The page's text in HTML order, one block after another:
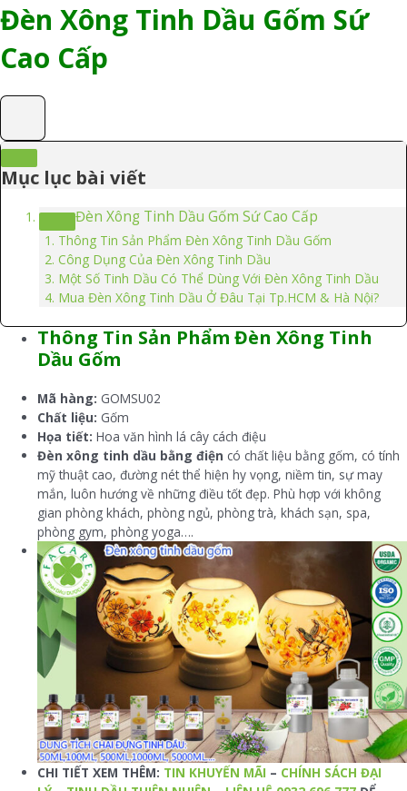
Đèn Xông Tinh Dầu Gốm Sứ
Cao Cấp
Mục lục bài viết
Đèn Xông Tinh Dầu Gốm Sứ Cao Cấp
Thông Tin Sản Phẩm Đèn Xông Tinh Dầu Gốm
Công Dụng Của Đèn Xông Tinh Dầu
Một Số Tinh Dầu Có Thể Dùng Với Đèn Xông Tinh Dầu
Mua Đèn Xông Tinh Dầu Ở Đâu Tại Tp.HCM & Hà Nội?
Thông Tin Sản Phẩm Đèn Xông Tinh
Dầu Gốm
Mã hàng: GOMSU02
Chất liệu: Gốm
Họa tiết: Hoa văn hình lá cây cách điệu
Đèn xông tinh dầu bằng điện có chất liệu bằng gốm, có tính
mỹ thuật cao, đường nét thể hiện hy vọng, niềm tin, sự may
mắn, luôn hướng về những điều tốt đẹp. Phù hợp với không
gian phòng khách, phòng ngủ, phòng trà, khách sạn, spa,
phòng gym, phòng yoga….
CHI TIẾT XEM THÊM: TIN KHUYẾN MÃI – CHÍNH SÁCH ĐẠI